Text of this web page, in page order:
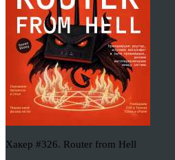
Хакер #326. Router from Hell